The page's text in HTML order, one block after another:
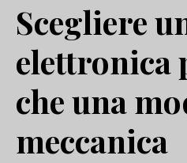
Scegliere
elettronica
che una
meccanica